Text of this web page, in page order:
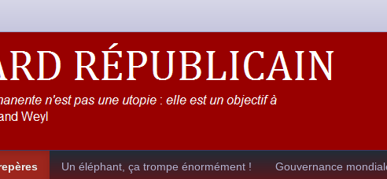
Un éléphant, ça trompe énormément ! Gouvernance